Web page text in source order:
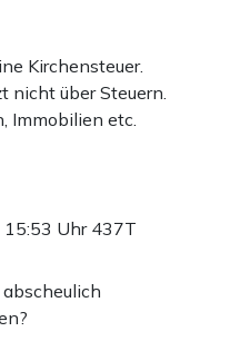
Kirchensteuer.
nicht über Steuern.
Immobilien etc.
15:53 Uhr 437T